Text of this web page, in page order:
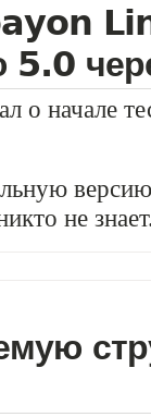
5.0
о начале
не